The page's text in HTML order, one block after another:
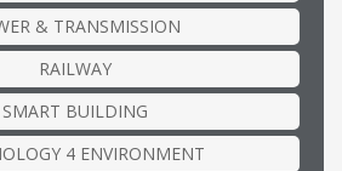
& TRANSMISSION
RAILWAY
SMART BUILDING
4 ENVIRONMENT